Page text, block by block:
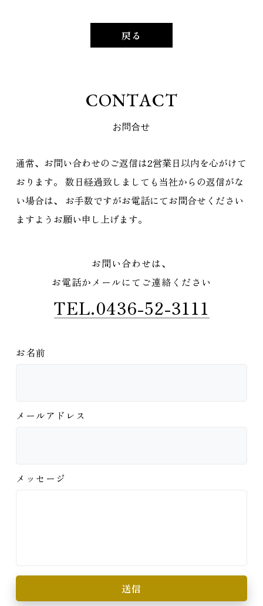
戻る
CONTACT
お問合せ
通常、お問い合わせのご返信は2営業日以内を心がけて
おります。 数日経過致しましても当社からの返信がな
い場合は、
お手数ですがお電話にてお問合せください
ますようお願い申し上げます。
お問い合わせは、
お電話かメールにてご連絡ください
TEL.0436-52-3111
お名前
メールアドレス
メッセージ